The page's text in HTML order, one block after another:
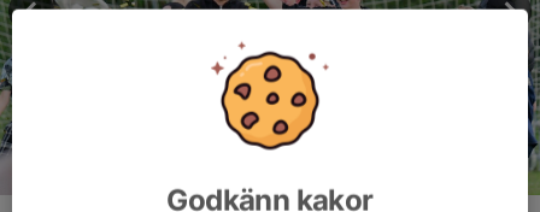
Godkänn kakor